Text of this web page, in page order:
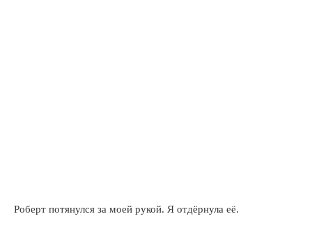
Роберт потянулся за моей рукой. Я отдёрнула её.